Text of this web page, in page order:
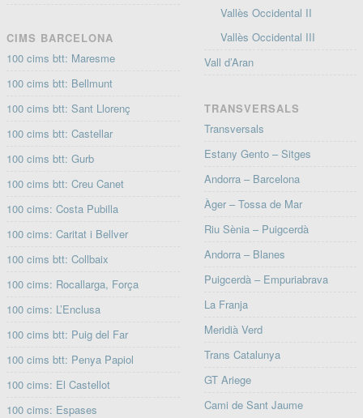
CIMS BARCELONA
100 cims btt: Maresme
100 cims btt: Bellmunt
100 cims btt: Sant Llorenç
100 cims btt: Castellar
100 cims btt: Gurb
100 cims btt: Creu Canet
100 cims: Costa Pubilla
100 cims: Caritat i Bellver
100 cims btt: Collbaix
100 cims: Rocallarga, Força
100 cims: L’Enclusa
100 cims btt: Puig del Far
100 cims btt: Penya Papiol
100 cims: El Castellot
100 cims: Espases
Vallès Occidental II
Vallès Occidental III
Vall d’Aran
TRANSVERSALS
Transversals
Estany Gento – Sitges
Andorra – Barcelona
Àger – Tossa de Mar
Riu Sènia – Puigcerdà
Andorra – Blanes
Puigcerdà – Empuriabrava
La Franja
Meridià Verd
Trans Catalunya
GT Ariege
Cami de Sant Jaume